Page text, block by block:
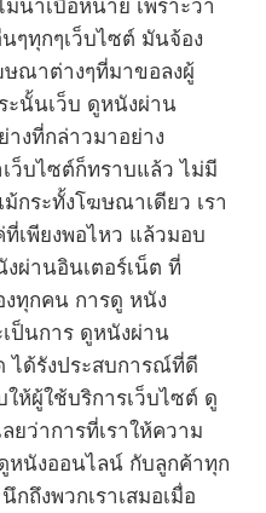
น่าเบื่อหน่าย เพราะว่า
ๆทุกๆเว็บไซต์ มันจ้อง
ษณาต่างๆที่มาขอลงผู้
ะนั้นเว็บ ดูหนังผ่าน
างที่กล่าวมาอย่าง
ว็บไซต์ก็ทราบแล้ว ไม่มี
กระทั้งโฆษณาเดียว เรา
เพียงพอไหว แล้วมอบ
ผ่านอินเตอร์เน็ต ที่
ทุกคน การดู หนัง
ป็นการ ดูหนังผ่าน
ได้รังประสบการณ์ที่ดี
ห้ผู้ใช้บริการเว็บไซต์ ดู
ว่าการที่เราให้ความ
นังออนไลน์ กับลูกค้าทุก
ถึงพวกเราเสมอเมื่อ